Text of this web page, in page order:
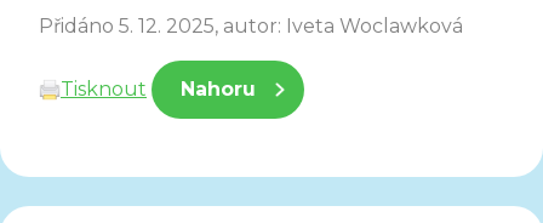
Přidáno 5. 12. 2025, autor: Iveta Woclawková
Tisknout Nahoru